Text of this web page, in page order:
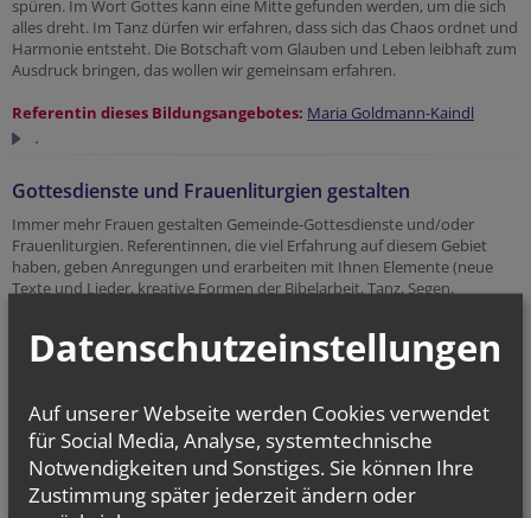
spüren. Im Wort Gottes kann eine Mitte gefunden werden, um die sich
alles dreht. Im Tanz dürfen wir erfahren, dass sich das Chaos ordnet und
Harmonie entsteht. Die Botschaft vom Glauben und Leben leibhaft zum
Ausdruck bringen, das wollen wir gemeinsam erfahren.
Referentin dieses Bildungsangebotes: Maria Goldmann-Kaindl
.
Gottesdienste und Frauenliturgien gestalten
Immer mehr Frauen gestalten Gemeinde-Gottesdienste und/oder
Frauenliturgien. Referentinnen, die viel Erfahrung auf diesem Gebiet
haben, geben Anregungen und erarbeiten mit Ihnen Elemente (neue
Texte und Lieder, kreative Formen der Bibelarbeit, Tanz, Segen,
Referentinnen dieses Bildungsangebotes:
„Halt an, wo läufst du hin, der Himmel ist in dir! Suchst
du ihn anderswo, du fehlst in für und führ“
(Angelius Silesius, christlicher Mystiker)Besinnungstag
Datenschutzeinstellungen
Auf unserer Webseite werden Cookies verwendet
für Social Media, Analyse, systemtechnische
Notwendigkeiten und Sonstiges. Sie können Ihre
Zustimmung später jederzeit ändern oder